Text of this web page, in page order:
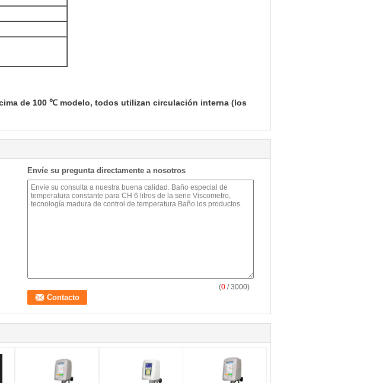
de 100 ℃ modelo, todos utilizan circulación interna (los
Envíe su pregunta directamente a nosotros
(0 / 3000)